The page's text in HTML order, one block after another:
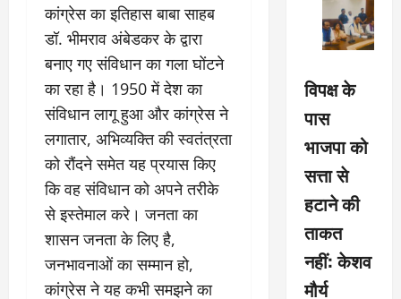
कांग्रेस का इतिहास बाबा साहब
डॉ. भीमराव अंबेडकर के द्वारा
बनाए गए संविधान का गला घोंटने
का रहा है। 1950 में देश का
संविधान लागू हुआ और कांग्रेस ने
लगातार, अभिव्यक्ति की स्वतंत्रता
को रौंदने समेत यह प्रयास किए
कि वह संविधान को अपने तरीके
से इस्तेमाल करे। जनता का
शासन जनता के लिए है,
जनभावनाओं का सम्मान हो,
कांग्रेस ने यह कभी समझने का
विपक्ष के
पास
भाजपा को
सत्ता से
हटाने की
ताकत
नहीं: केशव
मौर्य